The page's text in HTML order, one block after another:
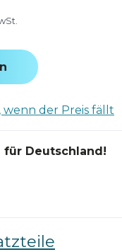
wenn der Preis fällt
für Deutschland!